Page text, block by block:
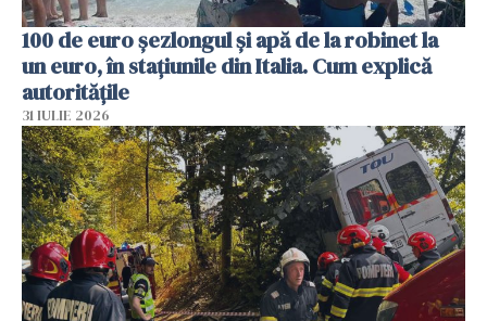
100 de euro șezlongul și apă de la robinet la
un euro, în stațiunile din Italia. Cum explică
autoritățile
31 IULIE 2026